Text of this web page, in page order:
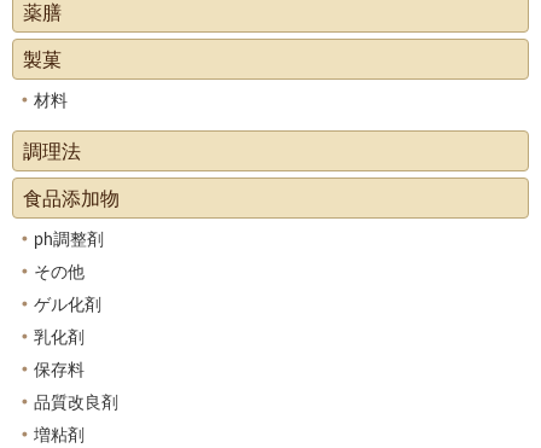
薬膳
製菓
材料
調理法
食品添加物
ph調整剤
その他
ゲル化剤
乳化剤
保存料
品質改良剤
増粘剤